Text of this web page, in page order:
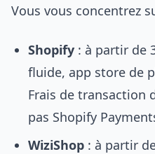
Vous vous concentrez
Shopify : à partir de
fluide, app store de
Frais de transaction
pas Shopify
WiziShop : à partir